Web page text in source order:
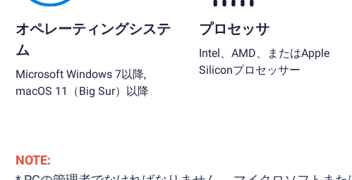
オペレーティングシステ
ム
Microsoft Windows 7以降,
macOS 11（Big Sur）以降
プロセッサ
Intel、AMD、またはApple
Siliconプロセッサー
NOTE: